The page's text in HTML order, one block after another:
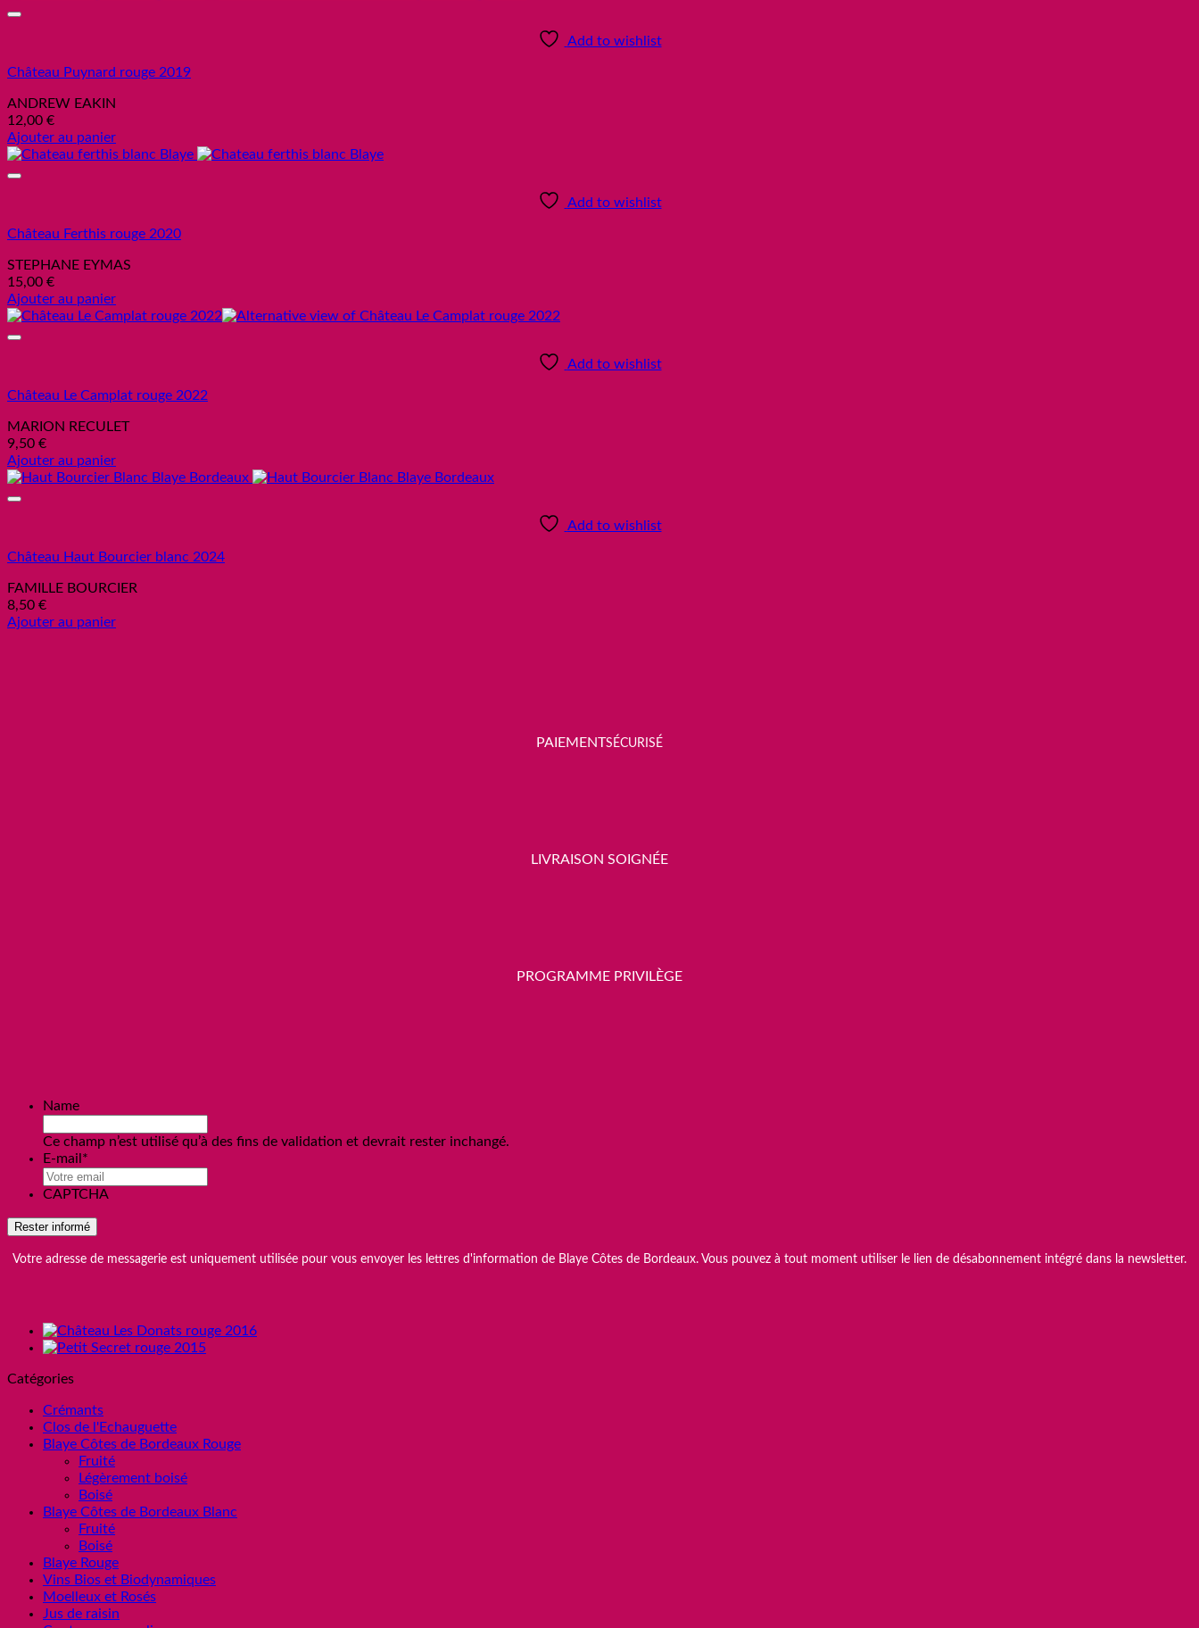
Add to wishlist
Château Puynard rouge 2019
ANDREW EAKIN
12,00 €
Ajouter au panier
Add to wishlist
Château Ferthis rouge 2020
STEPHANE EYMAS
15,00 €
Ajouter au panier
Add to wishlist
Château Le Camplat rouge 2022
MARION RECULET
9,50 €
Ajouter au panier
Add to wishlist
Château Haut Bourcier blanc 2024
FAMILLE BOURCIER
8,50 €
Ajouter au panier
PAIEMENTSÉCURISÉ
LIVRAISON SOIGNÉE
PROGRAMME PRIVILÈGE
Name
Ce champ n’est utilisé qu’à des fins de validation et devrait rester inchangé.
E-mail *
CAPTCHA
Votre adresse de messagerie est uniquement utilisée pour vous envoyer les lettres d'information de Blaye Côtes de Bordeaux. Vous pouvez à tout moment utiliser le lien de désabonnement intégré dans la newsletter.
Catégories
Crémants
Clos de l'Echauguette
Blaye Côtes de Bordeaux Rouge
Fruité
Légèrement boisé
Boisé
Blaye Côtes de Bordeaux Blanc
Fruité
Boisé
Blaye Rouge
Vins Bios et Biodynamiques
Moelleux et Rosés
Jus de raisin